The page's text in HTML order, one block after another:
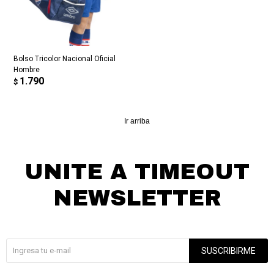
Bolso Tricolor Nacional Oficial
Hombre
$ 1.790
Ir arriba
UNITE A TIMEOUT
NEWSLETTER
SUSCRIBIRME
Fecha de nacimiento
Elegís Pago Después como metodo de pago
* sujeto a aprobación crediticia. El monto disponible